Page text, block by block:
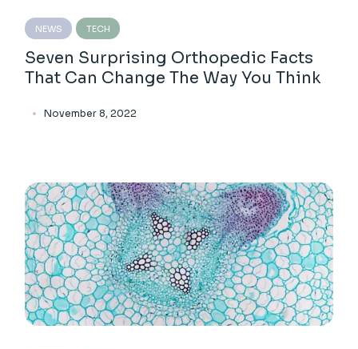
NEWS TECH
Seven Surprising Orthopedic Facts
That Can Change The Way You Think
November 8, 2022